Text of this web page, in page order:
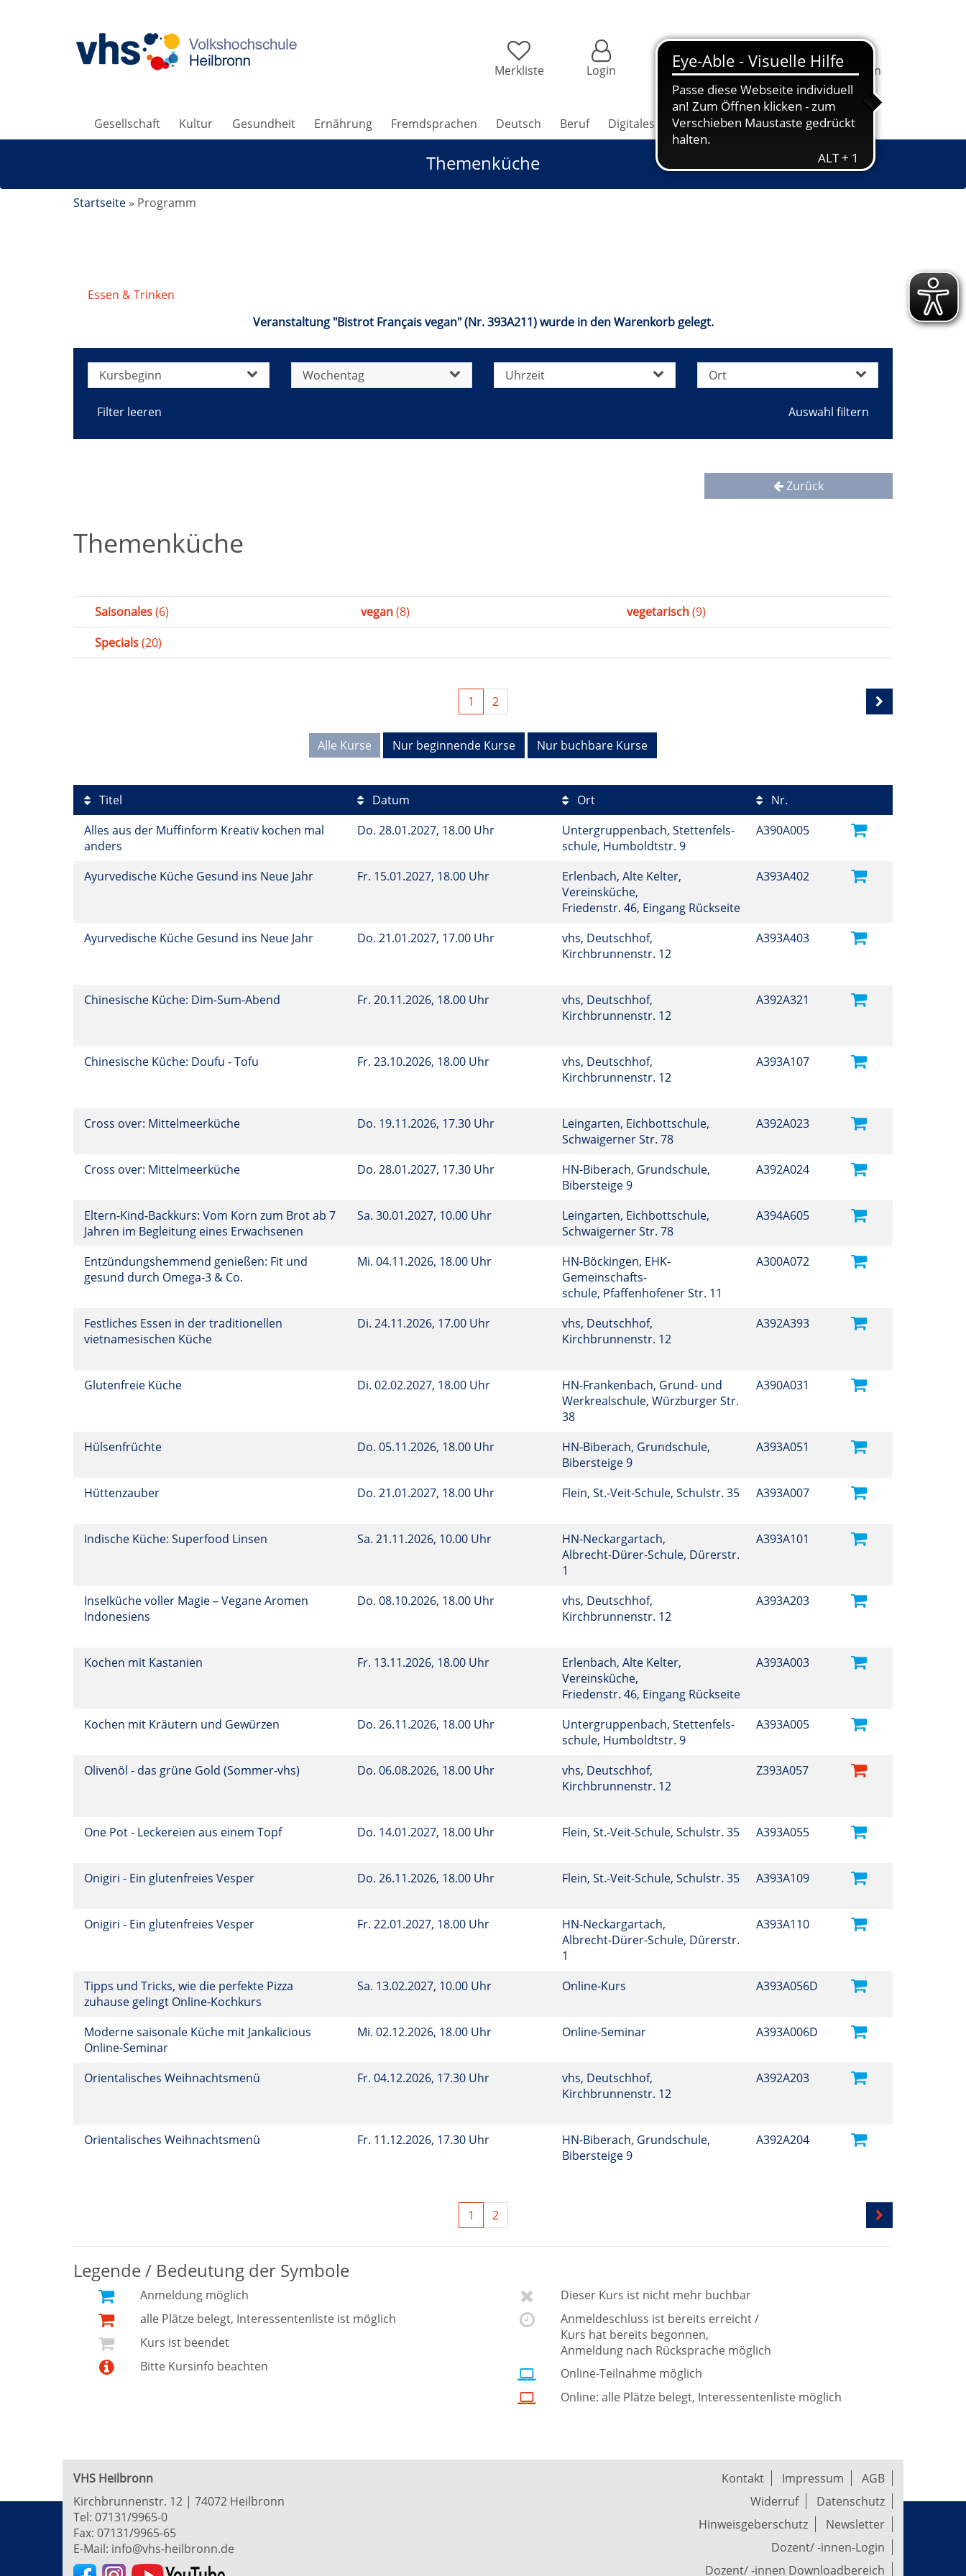
Merkliste Login
1 Ihrem
Warenkorb
befindet
sich
1
Kurs
Information Programm
Gesellschaft Kultur Gesundheit Ernährung Fremdsprachen Deutsch Beruf Digitales Grundbildung Jugendkunstschule
Themenküche
Startseite » Programm
Essen & Trinken
Veranstaltung "Bistrot Français vegan" (Nr. 393A211) wurde in den Warenkorb gelegt.
Kursbeginn Wochentag Uhrzeit Ort
Filter leeren
Zurück
Themenküche
Saisonales(6) vegan(8) vegetarisch(9)
Specials(20)
1 2
Alle Kurse Nur beginnende Kurse Nur buchbare Kurse
Titel Datum Ort
Nr.
Alles aus der Muffinform Kreativ kochen mal
anders
Do. 28.01.2027, 18.00 Uhr
Untergruppenbach, Stettenfels-
schule, Humboldtstr. 9
A390A005
Ayurvedische Küche Gesund ins Neue Jahr Fr. 15.01.2027, 18.00 Uhr
Erlenbach, Alte Kelter,
Vereinsküche,
Friedenstr. 46, Eingang Rückseite
A393A402
Ayurvedische Küche Gesund ins Neue Jahr Do. 21.01.2027, 17.00 Uhr
vhs, Deutschhof,
Kirchbrunnenstr. 12
A393A403
Chinesische Küche: Dim-Sum-Abend Fr. 20.11.2026, 18.00 Uhr
vhs, Deutschhof,
Kirchbrunnenstr. 12
A392A321
Chinesische Küche: Doufu - Tofu Fr. 23.10.2026, 18.00 Uhr
vhs, Deutschhof,
Kirchbrunnenstr. 12
A393A107
Cross over: Mittelmeerküche Do. 19.11.2026, 17.30 Uhr
Leingarten, Eichbottschule,
Schwaigerner Str. 78
A392A023
Cross over: Mittelmeerküche Do. 28.01.2027, 17.30 Uhr
HN-Biberach, Grundschule,
Bibersteige 9
A392A024
Eltern-Kind-Backkurs: Vom Korn zum Brot ab 7
Jahren im Begleitung eines Erwachsenen
Sa. 30.01.2027, 10.00 Uhr
Leingarten, Eichbottschule,
Schwaigerner Str. 78
A394A605
Entzündungshemmend genießen: Fit und
gesund durch Omega-3 & Co.
Mi. 04.11.2026, 18.00 Uhr
HN-Böckingen, EHK-
Gemeinschafts-
schule, Pfaffenhofener Str. 11
A300A072
Festliches Essen in der traditionellen
vietnamesischen Küche
Di. 24.11.2026, 17.00 Uhr
vhs, Deutschhof,
Kirchbrunnenstr. 12
A392A393
Glutenfreie Küche Di. 02.02.2027, 18.00 Uhr
HN-Frankenbach, Grund- und
Werkrealschule, Würzburger Str.
38
A390A031
Hülsenfrüchte Do. 05.11.2026, 18.00 Uhr
HN-Biberach, Grundschule,
Bibersteige 9
A393A051
Hüttenzauber Do. 21.01.2027, 18.00 Uhr Flein, St.-Veit-Schule, Schulstr. 35 A393A007
Indische Küche: Superfood Linsen Sa. 21.11.2026, 10.00 Uhr
HN-Neckargartach,
Albrecht-Dürer-Schule, Dürerstr.
1
A393A101
Inselküche voller Magie – Vegane Aromen
Indonesiens
Do. 08.10.2026, 18.00 Uhr
vhs, Deutschhof,
Kirchbrunnenstr. 12
A393A203
Kochen mit Kastanien Fr. 13.11.2026, 18.00 Uhr
Erlenbach, Alte Kelter,
Vereinsküche,
Friedenstr. 46, Eingang Rückseite
A393A003
Kochen mit Kräutern und Gewürzen Do. 26.11.2026, 18.00 Uhr
Untergruppenbach, Stettenfels-
schule, Humboldtstr. 9
A393A005
Olivenöl - das grüne Gold (Sommer-vhs) Do. 06.08.2026, 18.00 Uhr
vhs, Deutschhof,
Kirchbrunnenstr. 12
Z393A057
One Pot - Leckereien aus einem Topf Do. 14.01.2027, 18.00 Uhr Flein, St.-Veit-Schule, Schulstr. 35 A393A055
Onigiri - Ein glutenfreies Vesper Do. 26.11.2026, 18.00 Uhr Flein, St.-Veit-Schule, Schulstr. 35 A393A109
Onigiri - Ein glutenfreies Vesper Fr. 22.01.2027, 18.00 Uhr
HN-Neckargartach,
Albrecht-Dürer-Schule, Dürerstr.
1
A393A110
Tipps und Tricks, wie die perfekte Pizza
zuhause gelingt Online-Kochkurs
Sa. 13.02.2027, 10.00 Uhr Online-Kurs A393A056D
Moderne saisonale Küche mit Jankalicious
Online-Seminar
Mi. 02.12.2026, 18.00 Uhr Online-Seminar A393A006D
Orientalisches Weihnachtsmenü Fr. 04.12.2026, 17.30 Uhr
vhs, Deutschhof,
Kirchbrunnenstr. 12
A392A203
Orientalisches Weihnachtsmenü Fr. 11.12.2026, 17.30 Uhr
HN-Biberach, Grundschule,
Bibersteige 9
A392A204
1 2
Legende / Bedeutung der Symbole
Anmeldung möglich
alle Plätze belegt, Interessentenliste ist möglich
Kurs ist beendet
Bitte Kursinfo beachten
Dieser Kurs ist nicht mehr buchbar
Anmeldeschluss ist bereits erreicht /
Kurs hat bereits begonnen,
Anmeldung nach Rücksprache möglich
Online-Teilnahme möglich
Online: alle Plätze belegt, Interessentenliste möglich
VHS Heilbronn
Kirchbrunnenstr. 12 | 74072 Heilbronn
Tel: 07131/9965-0
Fax: 07131/9965-65
E-Mail: info@vhs-heilbronn.de
Kontakt Impressum
AGB
Widerruf
Datenschutz
Hinweisgeberschutz
Newsletter
Dozent/ -innen-Login
Dozent/ -innen Downloadbereich